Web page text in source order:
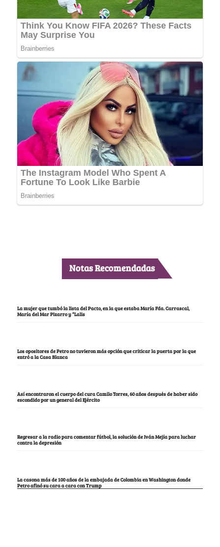
Notas Recomendadas
La mujer que tumbó la lista del Pacto, en la que estaba María Fda. Carrascal,
María del Mar Pizarro y “Lalis
Los opositores de Petro no tuvieron más opción que criticar la puerta por la que
entró a la Casa Blanca
Así encontraron el cuerpo del cura Camilo Torres, 60 años después de haber sido
escondido por un general del Ejército
Regresar a la radio para comentar fútbol, la solución de Iván Mejía para luchar
contra la depresión
La casona más de 100 años de la embajada de Colombia en Washington donde
Petro afinó su cara a cara con Trump